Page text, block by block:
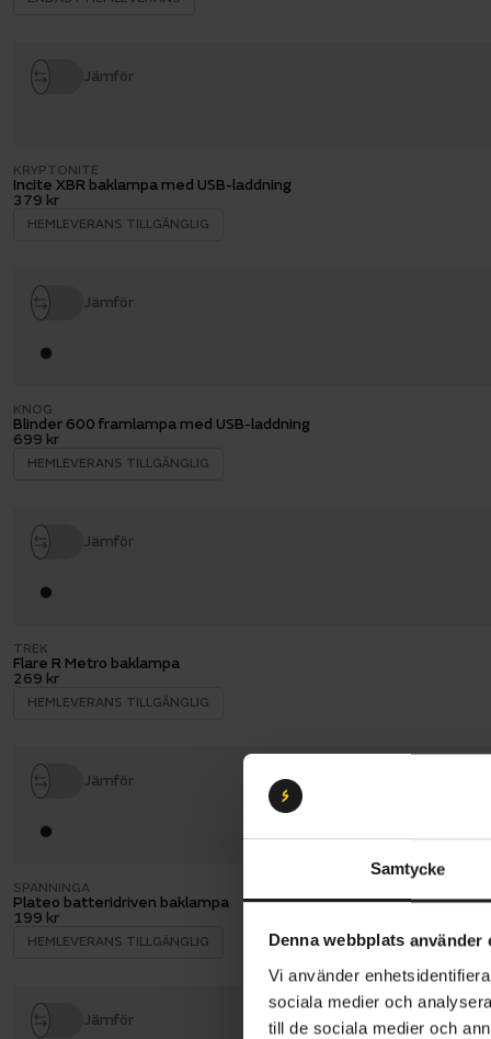
Samtycke
Denna webbplats använder
Vi använder
sociala medier och
till de sociala medier och
Jämför
KRYPTONITE
Incite XBR baklampa med USB-laddning
379 kr
HEMLEVERANS TILLGÄNGLIG
Jämför
KNOG
Blinder 600 framlampa med USB-laddning
699 kr
HEMLEVERANS TILLGÄNGLIG
Jämför
TREK
Flare R Metro baklampa
269 kr
HEMLEVERANS TILLGÄNGLIG
Jämför
SPANNINGA
Plateo batteridriven baklampa
199 kr
HEMLEVERANS TILLGÄNGLIG
Jämför